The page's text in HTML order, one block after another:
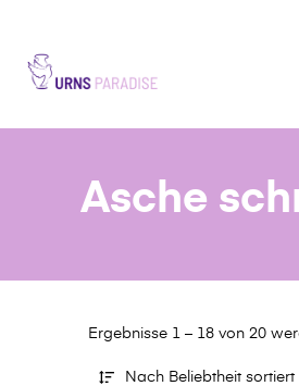
Asche
Ergebnisse 1 – 18 von 20
Nach Beliebtheit sortiert